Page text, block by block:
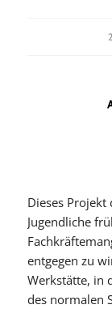
Dieses Projekt
Jugendliche
entgegen zu
Werkstätte, in
des normalen